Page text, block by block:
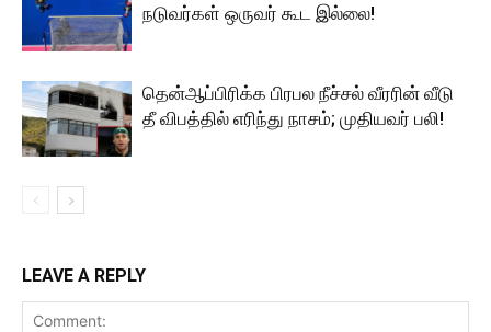
நடுவர்கள் ஒருவர் கூட இல்லை!
தென்ஆப்பிரிக்க பிரபல நீச்சல் வீரரின் வீடு
தீ விபத்தில் எரிந்து நாசம்; முதியவர் பலி!
LEAVE A REPLY